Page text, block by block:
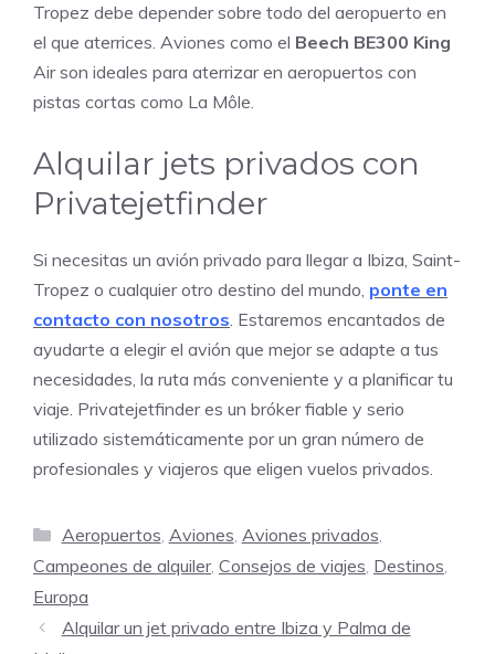
Tropez debe depender sobre todo del aeropuerto en
el que aterrices. Aviones como el Beech BE300 King
Air son ideales para aterrizar en aeropuertos con
pistas cortas como La Môle.
Alquilar jets privados con
Privatejetfinder
Si necesitas un avión privado para llegar a Ibiza, Saint-
Tropez o cualquier otro destino del mundo, ponte en
contacto con nosotros. Estaremos encantados de
ayudarte a elegir el avión que mejor se adapte a tus
necesidades, la ruta más conveniente y a planificar tu
viaje. Privatejetfinder es un bróker fiable y serio
utilizado sistemáticamente por un gran número de
profesionales y viajeros que eligen vuelos privados.
Categorías
Aeropuertos, Aviones, Aviones privados,
Campeones de alquiler, Consejos de viajes, Destinos,
Europa
Alquilar un jet privado entre Ibiza y Palma de